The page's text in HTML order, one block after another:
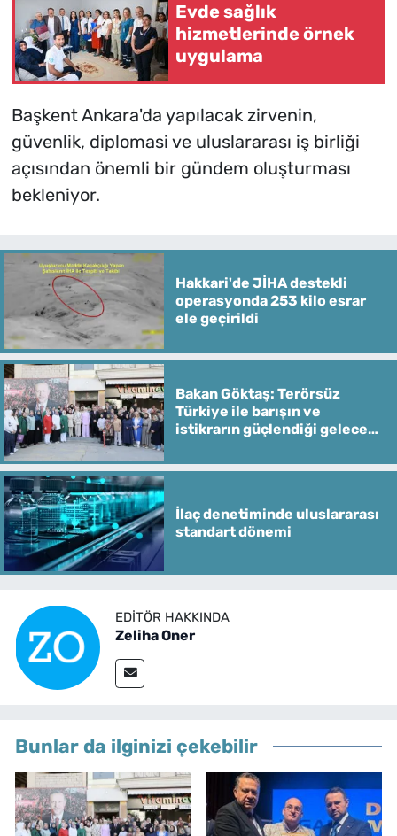
Evde sağlık
hizmetlerinde örnek
uygulama
Başkent Ankara'da yapılacak zirvenin,
güvenlik, diplomasi ve uluslararası iş birliği
açısından önemli bir gündem oluşturması
bekleniyor.
Hakkari'de JİHA destekli
operasyonda 253 kilo esrar
ele geçirildi
Bakan Göktaş: Terörsüz
Türkiye ile barışın ve
istikrarın güçlendiği gelecek
İlaç denetiminde uluslararası
standart dönemi
EDITÖR HAKKINDA
Zeliha Oner
Bunlar da ilginizi çekebilir